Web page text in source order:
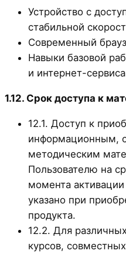
Устройство с
стабильной
Современный
Навыки базовой
и интернет-
1.12. Срок доступа к
12.1. Доступ к
информационным,
методическим
Пользователю на
момента
указано при
продукта.
12.2. Для
курсов,